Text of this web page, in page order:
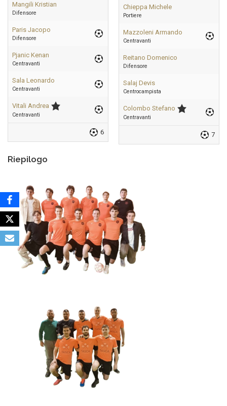
Mangili Kristian
Difensore
Paris Jacopo
Difensore
Pjanic Kenan
Centravanti
Sala Leonardo
Centravanti
Vitali Andrea
Centravanti
6
Chieppa Michele
Portiere
Mazzoleni Armando
Centravanti
Reitano Domenico
Difensore
Salaj Devis
Centrocampista
Colombo Stefano
Centravanti
7
Riepilogo